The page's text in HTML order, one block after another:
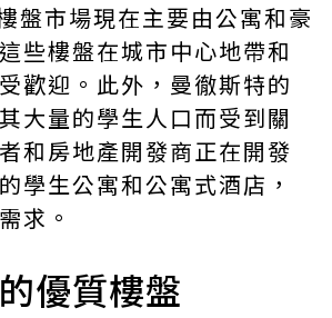
盤市場現在主要由公寓和豪
些樓盤在城市中心地帶和
歡迎。此外，曼徹斯特的
大量的學生人口而受到關
和房地產開發商正在開發
學生公寓和公寓式酒店，
求。
優質樓盤